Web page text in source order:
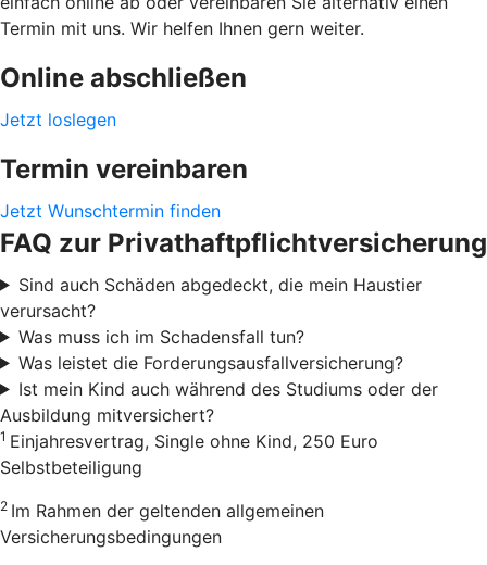
Termin mit uns. Wir helfen Ihnen gern weiter.
Online abschließen
Jetzt loslegen
Termin vereinbaren
Jetzt Wunschtermin finden
FAQ zur Privathaftpflichtversicherung
Sind auch Schäden abgedeckt, die mein Haustier
verursacht?
Was muss ich im Schadensfall tun?
Was leistet die Forderungsausfallversicherung?
Ist mein Kind auch während des Studiums oder der
Ausbildung mitversichert?
1 Einjahresvertrag, Single ohne Kind, 250 Euro
Selbstbeteiligung
2 Im Rahmen der geltenden allgemeinen
Versicherungsbedingungen